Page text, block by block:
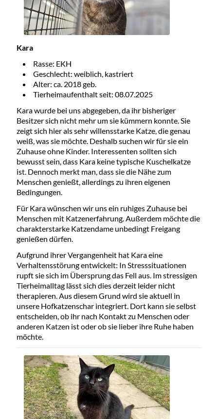
Kara
Rasse: EKH
Geschlecht: weiblich, kastriert
Alter: ca. 2018 geb.
Tierheimaufenthalt seit: 08.07.2025
Kara wurde bei uns abgegeben, da ihr bisheriger
Besitzer sich nicht mehr um sie kümmern konnte. Sie
zeigt sich hier als sehr willensstarke Katze, die genau
weiß, was sie möchte. Deshalb suchen wir für sie ein
Zuhause ohne Kinder. Interessenten sollten sich
bewusst sein, dass Kara keine typische Kuschelkatze
ist. Dennoch merkt man, dass sie die Nähe zum
Menschen genießt, allerdings zu ihren eigenen
Bedingungen.
Für Kara wünschen wir uns ein ruhiges Zuhause bei
Menschen mit Katzenerfahrung. Außerdem möchte die
charakterstarke Katzendame unbedingt Freigang
genießen dürfen.
Aufgrund ihrer Vergangenheit hat Kara eine
Verhaltensstörung entwickelt: In Stresssituationen
rupft sie sich im Übersprung das Fell aus. Im stressigen
Tierheimalltag lässt sich dies derzeit leider nicht
therapieren. Aus diesem Grund wird sie aktuell in
unsere Hofkatzenschar integriert. Dort kann sie selbst
entscheiden, ob ihr nach Kontakt zu Menschen oder
anderen Katzen ist oder ob sie lieber ihre Ruhe haben
möchte.